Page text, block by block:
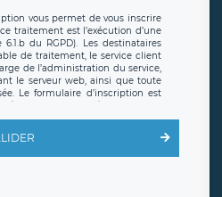
vous permet de vous inscrire
traitement est l’exécution d’une
du RGPD). Les destinataires
de traitement, le service client
de l’administration du service,
le serveur web, ainsi que toute
Le formulaire d’inscription est
conformes au RGPD. Les
entendu que vous pouvez
vos données et retirer votre